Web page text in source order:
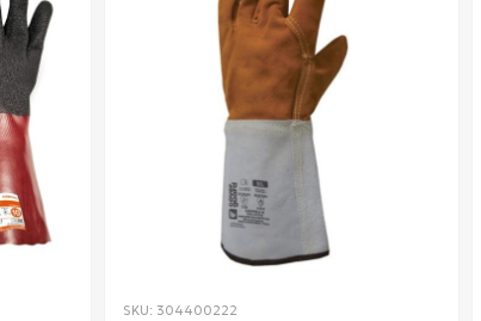
SKU: 304400222